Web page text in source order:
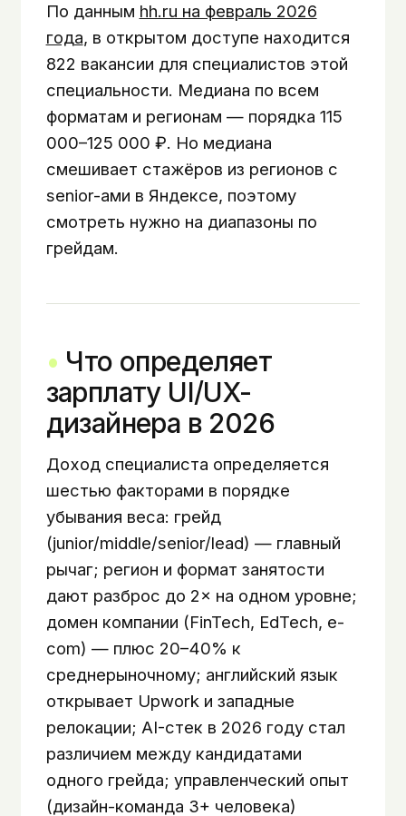
По данным hh.ru на февраль 2026
года, в открытом доступе находится
822 вакансии для специалистов этой
специальности. Медиана по всем
форматам и регионам — порядка 115
000–125 000 ₽. Но медиана
смешивает стажёров из регионов с
senior-ами в Яндексе, поэтому
смотреть нужно на диапазоны по
грейдам.
Что определяет
зарплату UI/UX-
дизайнера в 2026
Доход специалиста определяется
шестью факторами в порядке
убывания веса: грейд
(junior/middle/senior/lead) — главный
рычаг; регион и формат занятости
дают разброс до 2× на одном уровне;
домен компании (FinTech, EdTech, e-
com) — плюс 20–40% к
среднерыночному; английский язык
открывает Upwork и западные
релокации; AI-стек в 2026 году стал
различием между кандидатами
одного грейда; управленческий опыт
(дизайн-команда 3+ человека)